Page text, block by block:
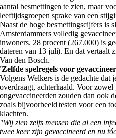
aantal besmettingen te zien, maar
leeftijdsgroepen sprake van een
Naast de hoge besmettingscijfers is
Amsterdammers volledig
inwoners. 28 procent (267.000) is
dateren van 13 juli). En dat vertaalt
Van den Bosch.
'Zelfde spelregels voor
Volgens Welkers is de gedachte dat
overdraagt, achterhaald. Voor zowel
ongevaccineerden zouden dan ook
zoals bijvoorbeeld testen voor een
klachten.
"Wij zien zelfs mensen die al een
twee keer zijn gevaccineerd en nu